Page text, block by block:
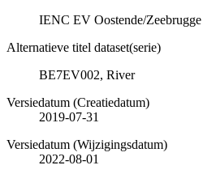
IENC EV Oostende/Zeebrugge
Alternatieve titel dataset(serie)
BE7EV002, River
Versiedatum (Creatiedatum)
2019-07-31
Versiedatum (Wijzigingsdatum)
2022-08-01